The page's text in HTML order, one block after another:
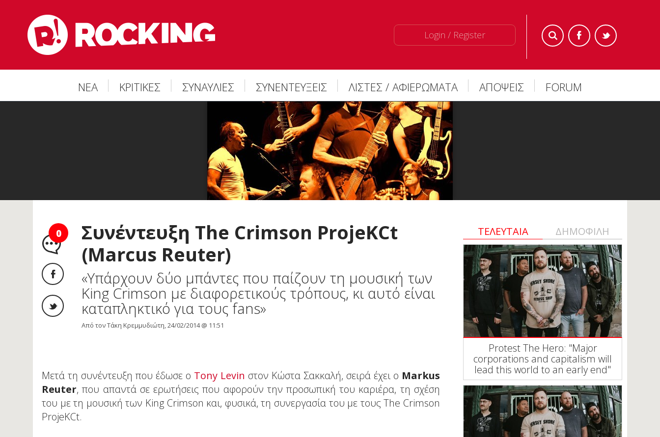
Login / Register
ΝΕΑ ΚΡΙΤΙΚΕΣ ΣΥΝΑΥΛΙΕΣ ΣΥΝΕΝΤΕΥΞΕΙΣ ΛΙΣΤΕΣ / ΑΦΙΕΡΩΜΑΤΑ ΑΠΟΨΕΙΣ FORUM
0
Συνέντευξη The Crimson ProjeKCt
(Marcus Reuter)
«Υπάρχουν δύο μπάντες που παίζουν τη μουσική των
King Crimson με διαφορετικούς τρόπους, κι αυτό είναι
καταπληκτικό για τους fans»
Από τον Τάκη Κρεμμυδιώτη, 24/02/2014 @ 11:51
Μετά τη συνέντευξη που έδωσε ο Tony Levin στον Κώστα Σακκαλή, σειρά έχει ο Markus
Reuter, που απαντά σε ερωτήσεις που αφορούν την προσωπική του καριέρα, τη σχέση
του με τη μουσική των King Crimson και, φυσικά, τη συνεργασία του με τους The Crimson
ProjeKCt.
ΤΕΛΕΥΤΑΙΑ ΔΗΜΟΦΙΛΗ
Protest The Hero: "Major
corporations and capitalism will
lead this world to an early end"